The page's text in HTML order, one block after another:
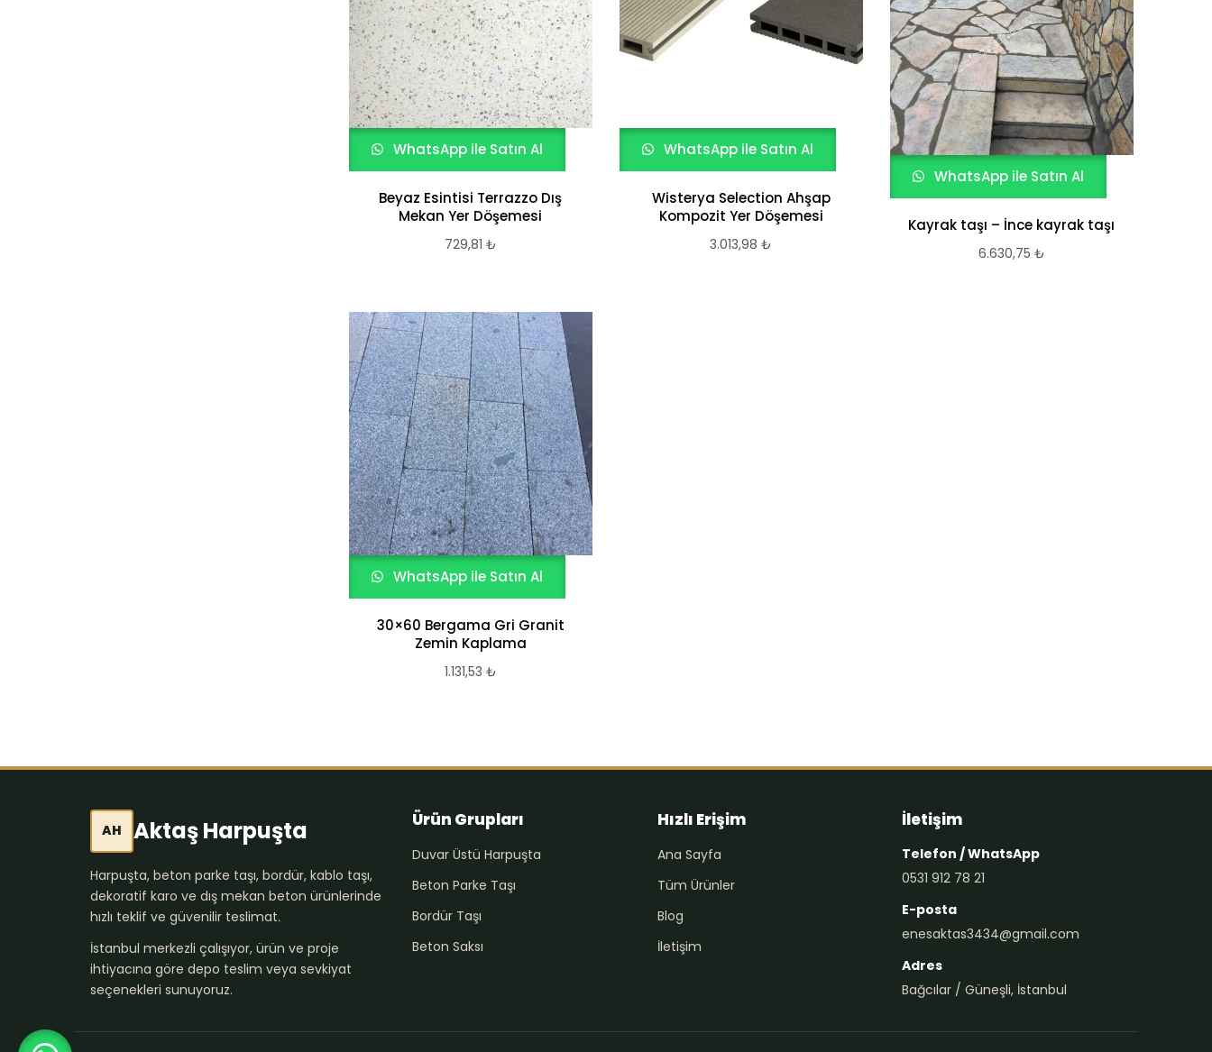
WhatsApp ile Satın Al
Beyaz Esintisi Terrazzo Dış
Mekan Yer Döşemesi
729,81 ₺
WhatsApp ile Satın Al
Wisterya Selection Ahşap
Kompozit Yer Döşemesi
3.013,98₺
WhatsApp ile Satın Al
Kayrak taşı – İnce kayrak taşı
6.630,75 ₺
WhatsApp ile Satın Al
30×60 Bergama Gri Granit
Zemin Kaplama
1.131,53 ₺
AH Aktaş Harpuşta
Harpuşta, beton parke taşı, bordür, kablo taşı,
dekoratif karo ve dış mekan beton ürünlerinde
hızlı teklif ve güvenilir teslimat.
İstanbul merkezli çalışıyor, ürün ve proje
ihtiyacına göre depo teslim veya sevkiyat
seçenekleri sunuyoruz.
Ürün Grupları
Duvar Üstü Harpuşta
Beton Parke Taşı
Bordür Taşı
Beton Saksı
Hızlı Erişim
Ana Sayfa
Tüm Ürünler
Blog
İletişim
İletişim
Telefon / WhatsApp
0531 912 78 21
E-posta
enesaktas3434@gmail.com
Adres
Bağcılar / Güneşli, İstanbul